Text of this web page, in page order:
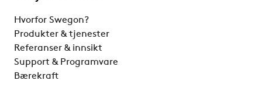
Hvorfor Swegon?
Produkter & tjenester
Referanser & innsikt
Support & Programvare
Bærekraft